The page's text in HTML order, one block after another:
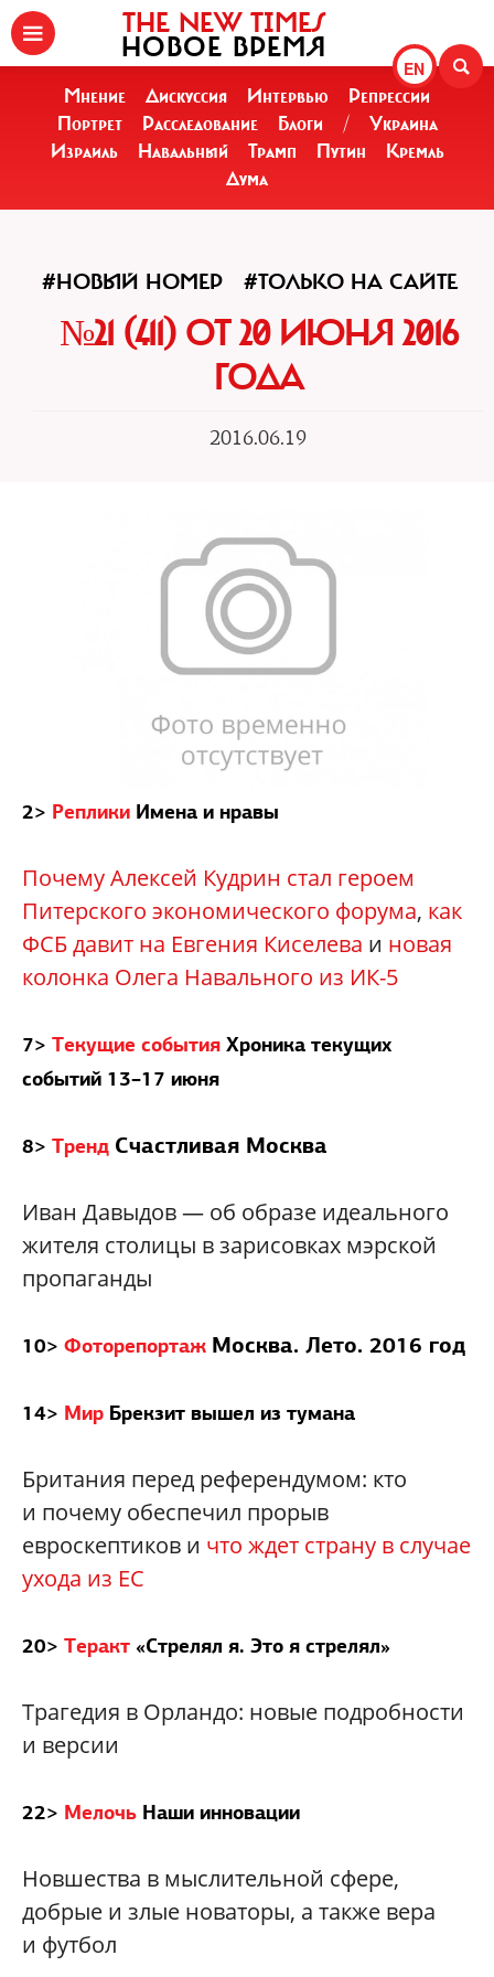
EN
THE NEW TIMES
НОВОЕ ВРЕМЯ
Мнение Дискуссия Интервью
Репрессии
Портрет
Расследование Блоги /
Украина
Израиль
Навальный Трамп Путин
Кремль
Дума
#НОВЫЙ НОМЕР #ТОЛЬКО НА САЙТЕ
№21 (411) ОТ 20 ИЮНЯ 2016
ГОДА
2016.06.19
2> Реплики Имена и нравы
Почему Алексей Кудрин стал героем
Питерского экономического форума, как
ФСБ давит на Евгения Киселева и новая
колонка Олега Навального из ИК-5
7> Текущие события Хроника текущих
событий 13–17 июня
8> Тренд Счастливая Москва
Иван Давыдов — об образе идеального
жителя столицы в зарисовках мэрской
пропаганды
10> Фоторепортаж Москва. Лето. 2016 год
14> Мир Брекзит вышел из тумана
Британия перед референдумом: кто
и почему обеспечил прорыв
евроскептиков и что ждет страну в случае
ухода из ЕС
20> Теракт «Стрелял я. Это я стрелял»
Трагедия в Орландо: новые подробности
и версии
22> Мелочь Наши инновации
Новшества в мыслительной сфере,
добрые и злые новаторы, а также вера
и футбол